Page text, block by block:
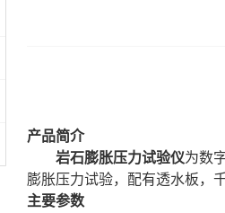
产品简介
岩石膨胀压力试验仪为数
膨胀压力试验，配有透水板，
主要参数